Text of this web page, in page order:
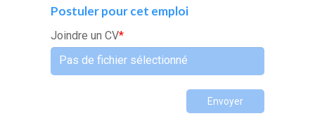
Postuler pour cet emploi
Joindre un CV*
Pas de fichier sélectionné
Envoyer